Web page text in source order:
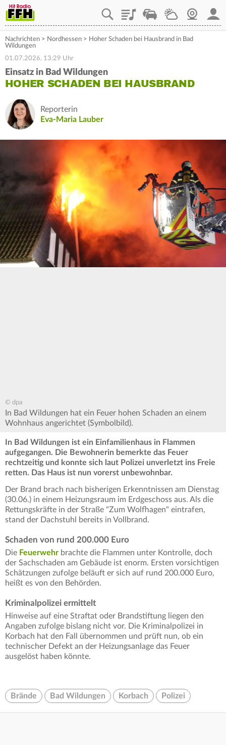
PlaylistStaupilotWetterWebcam
Nachrichten > Nordhessen > Hoher Schaden bei Hausbrand in Bad
Wildungen
01.07.2026, 13:29 Uhr
Einsatz in Bad Wildungen
HOHER SCHADEN BEI HAUSBRAND
Reporterin
Eva-Maria Lauber
© dpa
In Bad Wildungen hat ein Feuer hohen Schaden an einem
Wohnhaus angerichtet (Symbolbild).
In Bad Wildungen ist ein Einfamilienhaus in Flammen
aufgegangen. Die Bewohnerin bemerkte das Feuer
rechtzeitig und konnte sich laut Polizei unverletzt ins Freie
retten. Das Haus ist nun vorerst unbewohnbar.
Der Brand brach nach bisherigen Erkenntnissen am Dienstag
(30.06.) in einem Heizungsraum im Erdgeschoss aus. Als die
Rettungskräfte in der Straße "Zum Wolfhagen" eintrafen,
stand der Dachstuhl bereits in Vollbrand.
Schaden von rund 200.000 Euro
Die Feuerwehr brachte die Flammen unter Kontrolle, doch
der Sachschaden am Gebäude ist enorm. Ersten vorsichtigen
Schätzungen zufolge beläuft er sich auf rund 200.000 Euro,
heißt es von den Behörden.
Kriminalpolizei ermittelt
Hinweise auf eine Straftat oder Brandstiftung liegen den
Angaben zufolge bislang nicht vor. Die Kriminalpolizei in
Korbach hat den Fall übernommen und prüft nun, ob ein
technischer Defekt an der Heizungsanlage das Feuer
ausgelöst haben könnte.
Brände Bad Wildungen Korbach Polizei